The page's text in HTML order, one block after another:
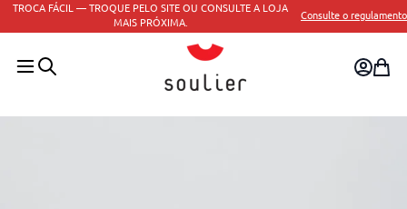
TROCA FÁCIL — TROQUE PELO SITE OU CONSULTE A LOJA
MAIS PRÓXIMA.
Consulte o regulamento